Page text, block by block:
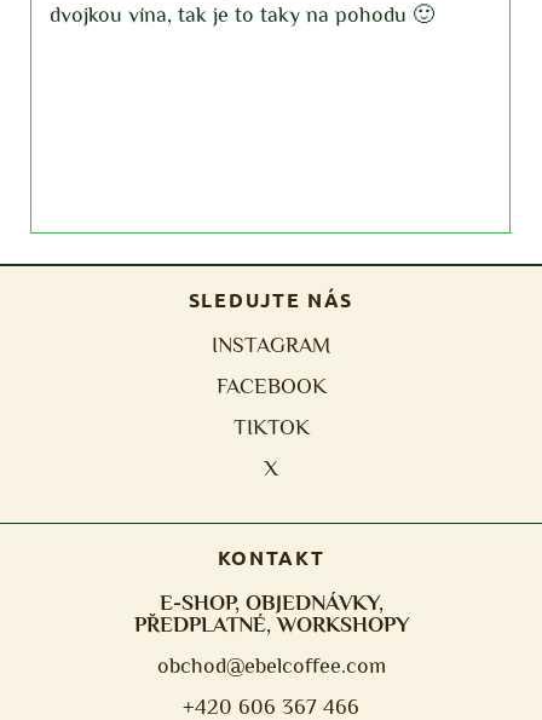
dvojkou vína, tak je to taky na pohodu 🙂
SLEDUJTE NÁS
INSTAGRAM
FACEBOOK
TIKTOK
X
KONTAKT
E-SHOP, OBJEDNÁVKY,
PŘEDPLATNÉ, WORKSHOPY
obchod@ebelcoffee.com
+420 606 367 466